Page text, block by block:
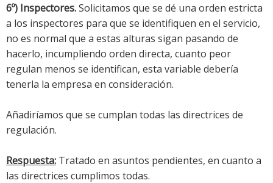
6º) Inspectores.Solicitamos que se dé una orden estricta
a los inspectores para que se identifiquen en el servicio,
no es normal que a estas alturas sigan pasando de
hacerlo, incumpliendo orden directa, cuanto peor
regulan menos se identifican, esta variable debería
tenerla la empresa en consideración.
Añadiríamos que se cumplan todas las directrices de
regulación.
Respuesta: Tratado en asuntos pendientes, en cuanto a
las directrices cumplimos todas.